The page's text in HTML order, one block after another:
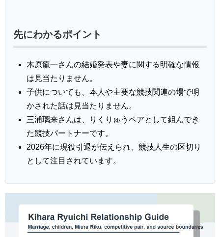
先にわかるポイント
木原龍一さんの結婚発表や妻に関する明確な情報
は見当たりません。
子供についても、本人や主要な競技関連の場で明
かされた話は見当たりません。
三浦璃来さんは、りくりゅうペアとして組んでき
た競技パートナーです。
2026年に現役引退が伝えられ、競技人生の区切り
として注目されています。